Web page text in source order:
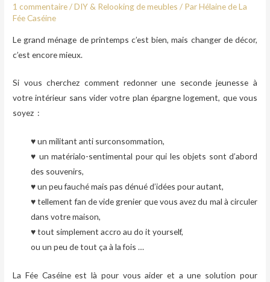
1 commentaire/DIY & Relooking de meubles / ParHélaine de La
Fée Caséine
Le grand ménage de printemps c’est bien, mais changer de décor,
c’est encore mieux.
Si vous cherchez comment redonner une seconde jeunesse à
votre intérieur sans vider votre plan épargne logement, que vous
soyez :
♥ un militant anti surconsommation,
♥ un matérialo-sentimental pour qui les objets sont d’abord
des souvenirs,
♥ un peu fauché mais pas dénué d’idées pour autant,
♥ tellement fan de vide grenier que vous avez du mal à circuler
dans votre maison,
♥ tout simplement accro au do it yourself,
ou un peu de tout ça à la fois …
La Fée Caséine est là pour vous aider et a une solution pour